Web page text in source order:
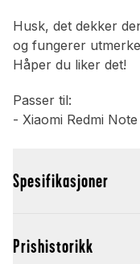
Husk, det dekker
og fungerer
Håper du liker det!
Passer til:
- Xiaomi Redmi
Spesifikasjoner
Prishistorikk